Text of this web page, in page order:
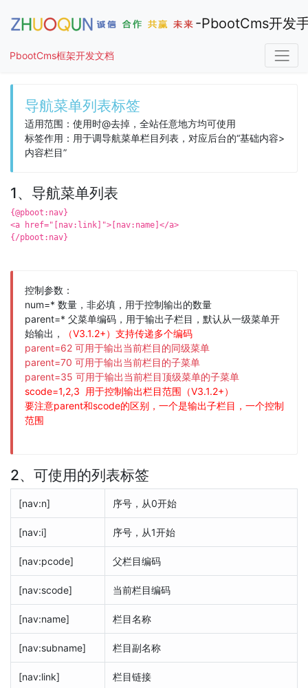
-PbootCms开发
PbootCms框架开发文档
手册导航
导航菜单列表标签
适用范围：使用时@去掉，全站任意地方均可使用
标签作用：用于调导航菜单栏目列表，对应后台的“基础内容>
内容栏目”
1、导航菜单列表
{@pboot:nav}
<a href="[nav:link]">[nav:name]</a>
{/pboot:nav}
控制参数：
num=* 数量，非必填，用于控制输出的数量
parent=* 父菜单编码，用于输出子栏目，默认从一级菜单开
始输出，
（V3.1.2+）支持传递多个编码
parent=62 可用于输出当前栏目的同级菜单
parent=70 可用于输出当前栏目的子菜单
parent=35 可用于输出当前栏目顶级菜单的子菜单
scode=1,2,3 用于控制输出栏目范围（V3.1.2+）
要注意parent和scode的区别，一个是输出子栏目，一个控制
范围
2、可使用的列表标签
[nav:n] 序号，从0开始
[nav:i] 序号，从1开始
[nav:pcode] 父栏目编码
[nav:scode] 当前栏目编码
[nav:name] 栏目名称
[nav:subname] 栏目副名称
[nav:link] 栏目链接